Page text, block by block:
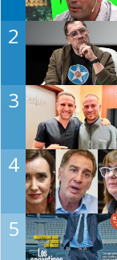
2
3
4
5